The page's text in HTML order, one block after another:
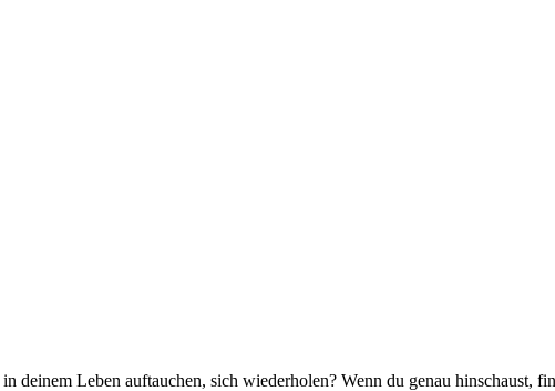
deinem Leben auftauchen, sich wiederholen? Wenn du genau hinschaust,